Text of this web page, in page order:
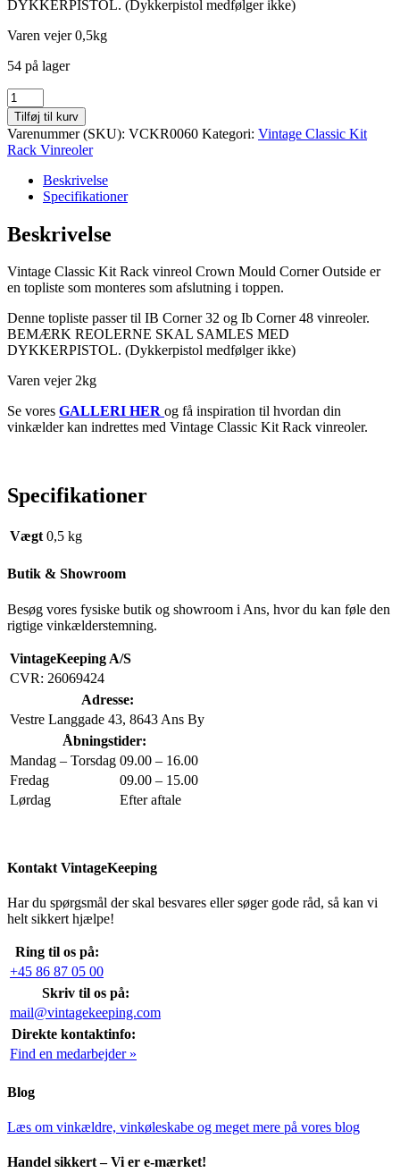
DYKKERPISTOL. (Dykkerpistol medfølger ikke)
Varen vejer 0,5kg
54 på lager
CROWN
MOULD
CORNER
OUTSIDE
Vintage
Classic
vinreol
topliste
hjørne
antal
Tilføj til kurv
Varenummer (SKU): VCKR0060 Kategori: Vintage Classic Kit
Rack Vinreoler
Beskrivelse
Specifikationer
Beskrivelse
Vintage Classic Kit Rack vinreol Crown Mould Corner Outside er
en topliste som monteres som afslutning i toppen.
Denne topliste passer til IB Corner 32 og Ib Corner 48 vinreoler.
BEMÆRK REOLERNE SKAL SAMLES MED
DYKKERPISTOL. (Dykkerpistol medfølger ikke)
Varen vejer 2kg
Se vores GALLERI HER og få inspiration til hvordan din
vinkælder kan indrettes med Vintage Classic Kit Rack vinreoler.
Specifikationer
Vægt 0,5 kg
Butik & Showroom
Besøg vores fysiske butik og showroom i Ans, hvor du kan føle den
rigtige vinkælderstemning.
VintageKeeping A/S
CVR: 26069424
Adresse:
Vestre Langgade 43, 8643 Ans By
Åbningstider:
Mandag – Torsdag 09.00 – 16.00
Fredag
09.00 – 15.00
Lørdag
Efter aftale
Kontakt VintageKeeping
Har du spørgsmål der skal besvares eller søger gode råd, så kan vi
helt sikkert hjælpe!
Ring til os på:
+45 86 87 05 00
Skriv til os på:
mail@vintagekeeping.com
Direkte kontaktinfo:
Find en medarbejder »
Blog
Læs om vinkældre, vinkøleskabe og meget mere på vores blog
Handel sikkert – Vi er e-mærket!